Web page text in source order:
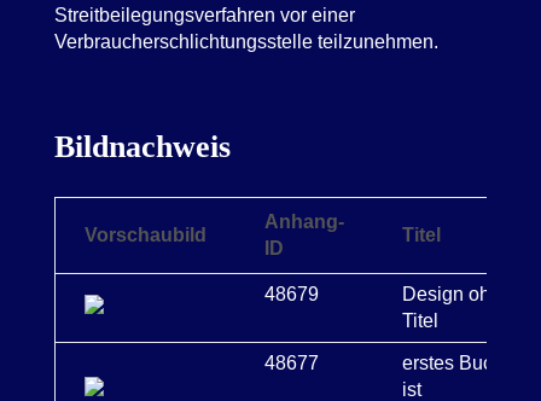
Streitbeilegungsverfahren vor einer
Verbraucherschlichtungsstelle teilzunehmen.
Bildnachweis
Vorschaubild
Anhang-
ID
Titel
48679
Design ohne
Titel
48677
erstes Buch
ist